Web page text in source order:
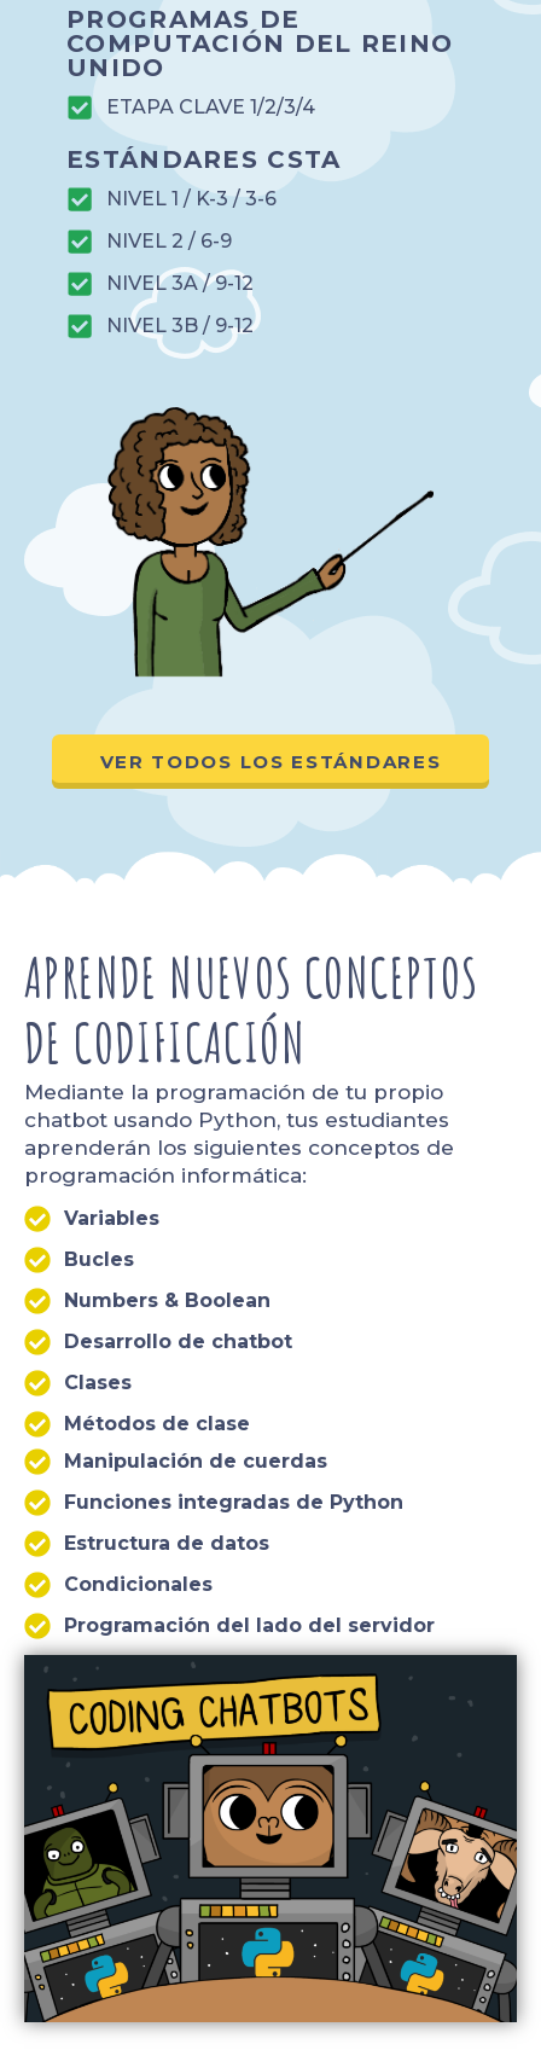
PROGRAMAS DE
COMPUTACIÓN DEL REINO
UNIDO
ETAPA CLAVE 1/2/3/4
ESTÁNDARES CSTA
NIVEL 1 / K-3 / 3-6
NIVEL 2 / 6-9
NIVEL 3A / 9-12
NIVEL 3B / 9-12
VER TODOS LOS ESTÁNDARES
APRENDE NUEVOS CONCEPTOS
DE CODIFICACIÓN
Mediante la programación de tu propio
chatbot usando Python, tus estudiantes
aprenderán los siguientes conceptos de
programación informática:
Variables
Bucles
Numbers & Boolean
Desarrollo de chatbot
Clases
Métodos de clase
Manipulación de cuerdas
Funciones integradas de Python
Estructura de datos
Condicionales
Programación del lado del servidor